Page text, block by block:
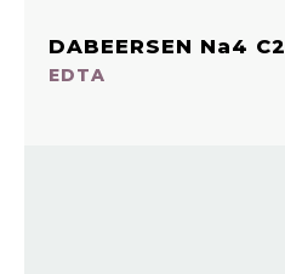
DABEERSEN Na4 C2
EDTA